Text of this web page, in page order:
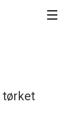
tørket